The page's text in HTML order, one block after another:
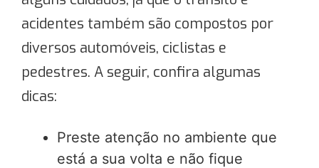
acidentes também são compostos por
diversos automóveis, ciclistas e
pedestres. A seguir, confira algumas
dicas:
Preste atenção no ambiente que
está a sua volta e não fique